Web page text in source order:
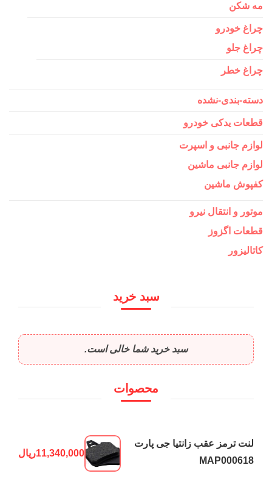
مه شکن
چراغ خودرو
چراغ جلو
چراغ خطر
دسته-بندی-نشده
قطعات یدکی خودرو
لوازم جانبی و اسپرت
لوازم جانبی ماشین
کفپوش ماشین
موتور و انتقال نیرو
قطعات اگزوز
کاتالیزور
سبد خرید
سبد خرید شما خالی است.
محصوات
لنت ترمز عقب زانتیا جی پارت
MAP000618
11,340,000ریال